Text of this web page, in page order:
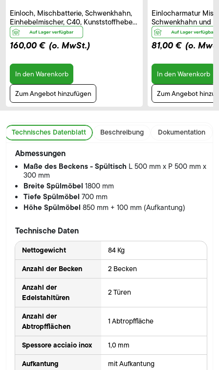
Einloch, Mischbatterie, Schwenkhahn,
Einhebelmischer, C40, Kunststoffhebel
– B 250 mm
160,00 € (o. MwSt.)
In den Warenkorb
Zum Angebot hinzufügen
Einlocharmatur
Schwenkhahn und
Bedienhebel,
81,00 € (o.
In den Warenkorb
Zum Angebot
Technisches Datenblatt Beschreibung Dokumentation
Abmessungen
Maße des Beckens - Spültisch L 500 mm x P 500 mm x
300 mm
Breite Spülmöbel1800 mm
Tiefe Spülmöbel700 mm
Höhe Spülmöbel850 mm + 100 mm (Aufkantung)
Technische Daten
Nettogewicht 84 Kg
Anzahl der Becken 2 Becken
Anzahl der
Edelstahltüren
2 Türen
Anzahl der
Abtropfflächen
1 Abtropffläche
Spessore acciaio inox 1,0 mm
Aufkantung mit Aufkantung